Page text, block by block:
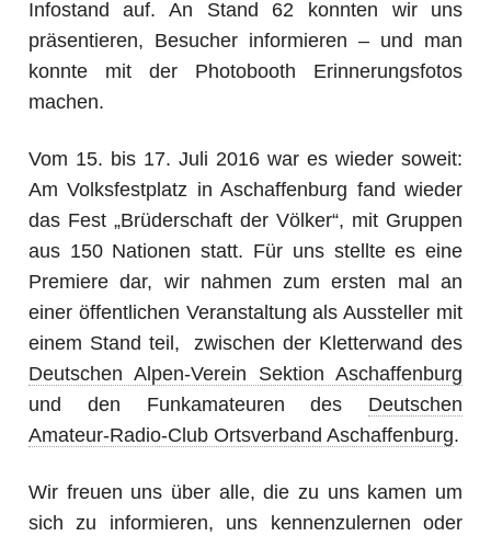
Infostand auf. An Stand 62 konnten wir uns
präsentieren, Besucher informieren – und man
konnte mit der Photobooth Erinnerungsfotos
machen.
Vom 15. bis 17. Juli 2016 war es wieder soweit:
Am Volksfestplatz in Aschaffenburg fand wieder
das Fest „Brüderschaft der Völker“, mit Gruppen
aus 150 Nationen statt. Für uns stellte es eine
Premiere dar, wir nahmen zum ersten mal an
einer öffentlichen Veranstaltung als Aussteller mit
einem Stand teil, zwischen der Kletterwand des
Deutschen Alpen-Verein Sektion Aschaffenburg
und den Funkamateuren des Deutschen
Amateur-Radio-Club Ortsverband Aschaffenburg.
Wir freuen uns über alle, die zu uns kamen um
sich zu informieren, uns kennenzulernen oder